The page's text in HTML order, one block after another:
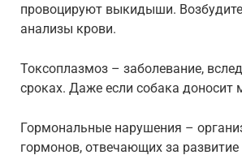
провоцируют выкидыши.
анализы крови.
Токсоплазмоз – заболевание,
сроках. Даже если собака
Гормональные нарушения –
гормонов, отвечающих за